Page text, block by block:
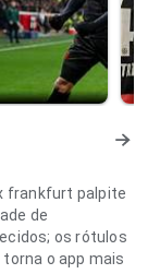
frankfurt palpite
de
os rótulos
o app mais